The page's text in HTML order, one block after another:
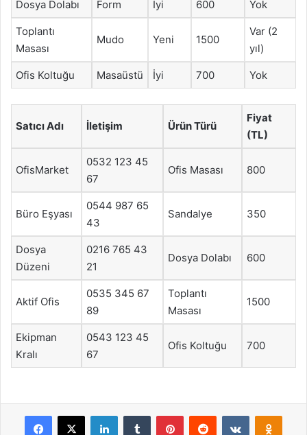
Dosya Dolabı Form İyi 600 Yok
Toplantı
Masası
Mudo Yeni 1500
Var (2
yıl)
Ofis Koltuğu Masaüstü İyi 700 Yok
Satıcı Adı İletişim Ürün Türü
Fiyat
(TL)
OfisMarket
0532 123 45
67
Ofis Masası 800
Büro Eşyası
0544 987 65
43
Sandalye 350
Dosya
Düzeni
0216 765 43
21
Dosya Dolabı 600
Aktif Ofis
0535 345 67
89
Toplantı
Masası
1500
Ekipman
Kralı
0543 123 45
67
Ofis Koltuğu 700
Facebook
X LinkedInTumblr PinterestReddit VKontakte